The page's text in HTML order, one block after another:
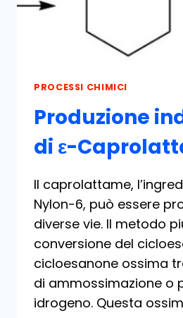
PROCESSI CHIMICI
Produzione
di ε-
Il caprolattame,
Nylon-6, può essere
diverse vie. Il metodo
conversione del
cicloesanone ossima
di ammossimazione o
idrogeno. Questa